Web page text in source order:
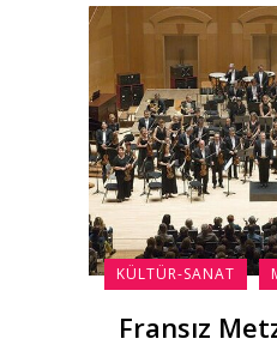
KÜLTÜR-SANAT
Fransız